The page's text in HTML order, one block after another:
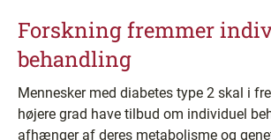
Forskning fremmer
behandling
Mennesker med diabetes type 2 skal i
højere grad have tilbud om individuel
afhænger af deres metabolisme og